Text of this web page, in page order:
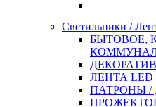
Светильники /
БЫТОВОЕ,
ЛЕНТА LED
ПАТРОНЫ /